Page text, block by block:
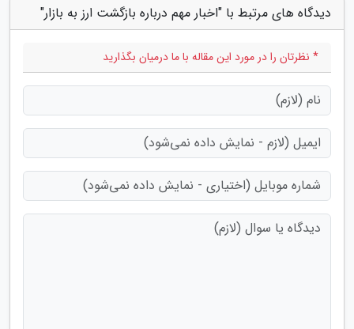
دیدگاه های مرتبط با "اخبار مهم درباره بازگشت ارز به بازار"
* نظرتان را در مورد این مقاله با ما درمیان بگذارید